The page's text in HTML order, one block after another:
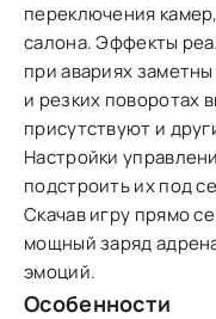
переключения
салона. Эффекты
при авариях
и резких поворотах
присутствуют и
Настройки
подстроить их под
Скачав игру прямо
мощный заряд
эмоций.
Особенности